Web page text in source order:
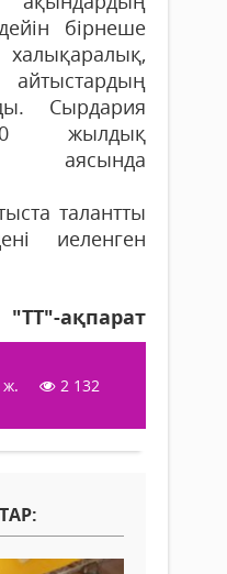
бірнеше
Сырдария
жылдық
талантты
иеленген
"ТТ"-ақпарат
ж.
2 132